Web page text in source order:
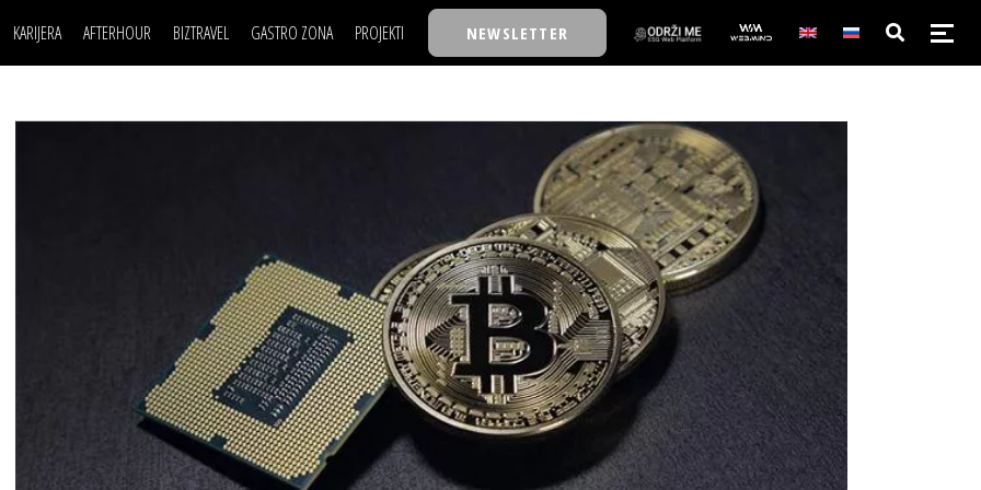
KARIJERA AFTERHOUR BIZTRAVEL GASTRO ZONA PROJEKTI
BACK TO OFFICE/SCHOOL
BIZBENDOVI
BIZKOLEGIJUM
BMW BIZNIS LIGA
BIZLIFE WEEK
IZJAVA GODINE
NEWSLETTER
POSAO
MOJ UGAO
FILM I SCENA
AUTO SVET
NAJKOLEGA
30 ISPOD 30
BIZKOLEGIJUM
BMW BIZNIS LIGA
BIZLIFE WEEK
IZJAVA GODINE